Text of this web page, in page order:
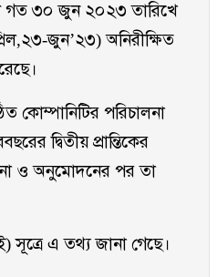
গত ৩০ জুন ২০২৩ তারিখে
জুন’২৩) অনিরীক্ষিত
কোম্পানিটির পরিচালনা
দ্বিতীয় প্রান্তিকের
ও অনুমোদনের পর তা
সূত্রে এ তথ্য জানা গেছে।